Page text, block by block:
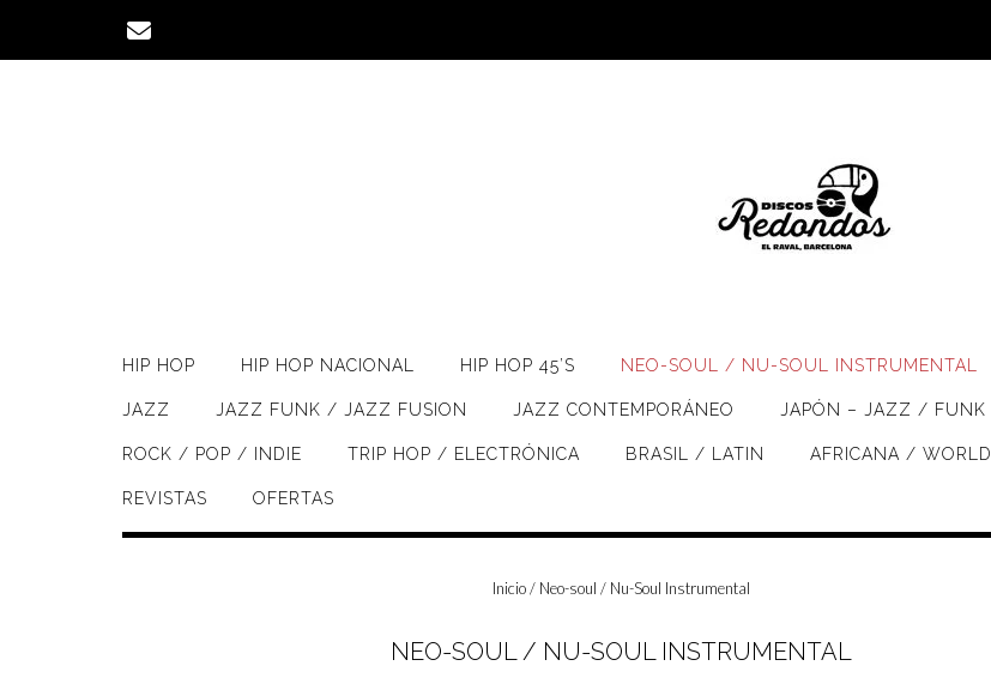
contenido
HIP HOP HIP HOP NACIONAL HIP HOP 45’S NEO-SOUL / NU-SOUL INSTRUMENTAL
JAZZ JAZZ FUNK / JAZZ FUSION JAZZ CONTEMPORÁNEO JAPÓN – JAZZ / FUNK
ROCK / POP / INDIE TRIP HOP / ELECTRÓNICA BRASIL / LATIN AFRICANA / WORLD
REVISTAS OFERTAS
Inicio/ Neo-soul / Nu-Soul Instrumental
NEO-SOUL / NU-SOUL INSTRUMENTAL